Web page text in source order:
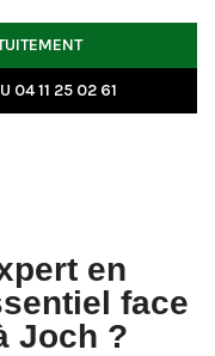
04 11 25 02 61
en
face
Joch ?